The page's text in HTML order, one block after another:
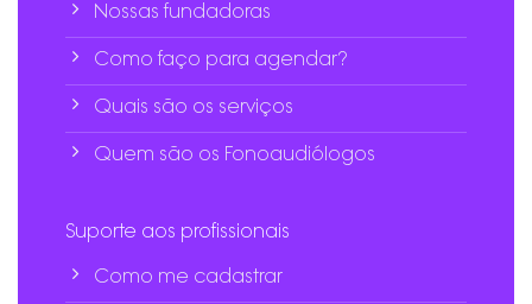
Nossas fundadoras
Como faço para agendar?
Quais são os serviços
Quem são os Fonoaudiólogos
Suporte aos profissionais
Como me cadastrar